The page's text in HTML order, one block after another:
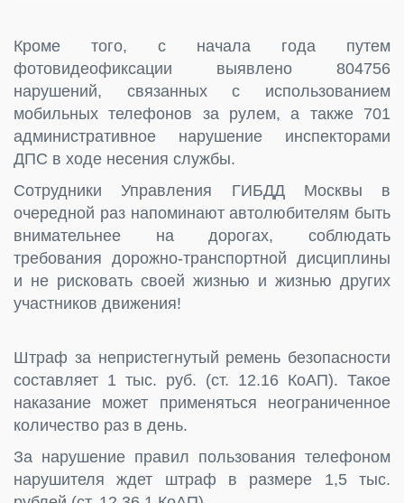
Кроме того, с начала года путем
фотовидеофиксации выявлено 804756
нарушений, связанных с использованием
мобильных телефонов за рулем, а также 701
административное нарушение инспекторами
ДПС в ходе несения службы.
Сотрудники Управления ГИБДД Москвы в
очередной раз напоминают автолюбителям быть
внимательнее на дорогах, соблюдать
требования дорожно-транспортной дисциплины
и не рисковать своей жизнью и жизнью других
участников движения!
Штраф за непристегнутый ремень безопасности
составляет 1 тыс. руб. (ст. 12.16 КоАП). Такое
наказание может применяться неограниченное
количество раз в день.
За нарушение правил пользования телефоном
нарушителя ждет штраф в размере 1,5 тыс.